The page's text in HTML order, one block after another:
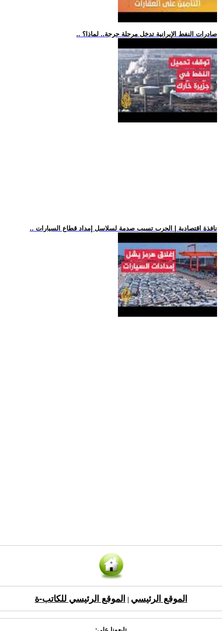
.. صادرات النفط الإيرانية تدخل مرحلة حرجة.. لماذا؟
.. نافذة اقتصادية | الحرب تسبب صدمة لسلاسل إمداد قطاع السيارات
الموقع الرئيسي الموقع الرئيسي للكاتب-ة